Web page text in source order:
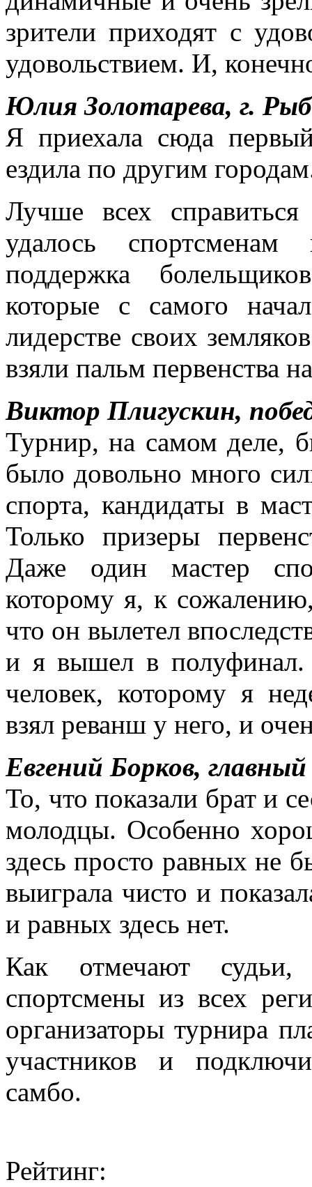
зрители приходят с
удовольствием. И,
Юлия Золотарева, г.
Я приехала сюда
ездила по другим
Лучше всех
удалось
поддержка
которые с самого
лидерстве своих
взяли пальм первенства
Виктор Плигускин,
Турнир, на самом деле,
было довольно много
спорта, кандидаты в
Только призеры
Даже один мастер
которому я, к
что он вылетел
и я вышел в
человек, которому я
взял реванш у него, и
Евгений Борков,
То, что показали брат и
молодцы. Особенно
здесь просто равных не
выиграла чисто и
и равных здесь нет.
Как отмечают судьи,
спортсмены из всех
организаторы турнира
участников и
самбо.
Рейтинг: